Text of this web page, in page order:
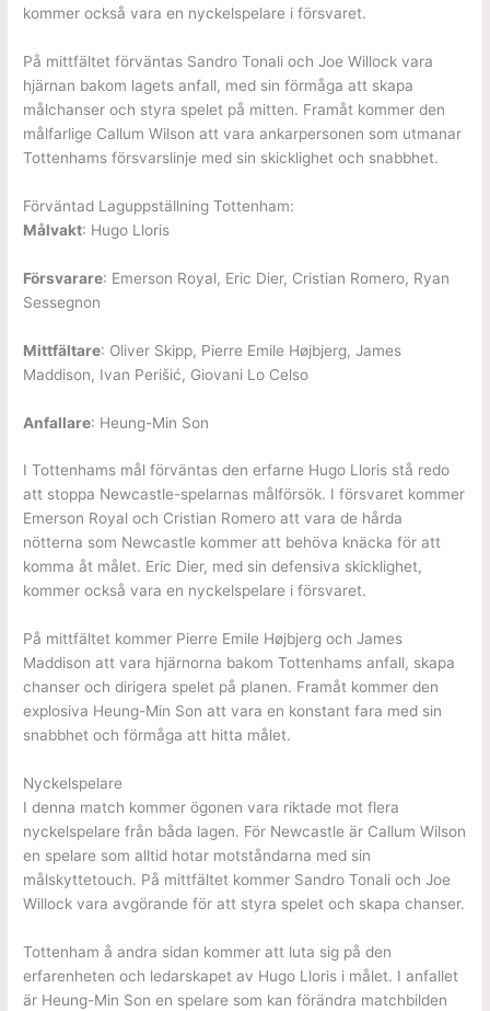
kommer också vara en nyckelspelare i försvaret.
På mittfältet förväntas Sandro Tonali och Joe Willock vara
hjärnan bakom lagets anfall, med sin förmåga att skapa
målchanser och styra spelet på mitten. Framåt kommer den
målfarlige Callum Wilson att vara ankarpersonen som utmanar
Tottenhams försvarslinje med sin skicklighet och snabbhet.
Förväntad Laguppställning Tottenham:
Målvakt: Hugo Lloris
Försvarare: Emerson Royal, Eric Dier, Cristian Romero, Ryan
Sessegnon
Mittfältare: Oliver Skipp, Pierre Emile Højbjerg, James
Maddison, Ivan Perišić, Giovani Lo Celso
Anfallare: Heung-Min Son
I Tottenhams mål förväntas den erfarne Hugo Lloris stå redo
att stoppa Newcastle-spelarnas målförsök. I försvaret kommer
Emerson Royal och Cristian Romero att vara de hårda
nötterna som Newcastle kommer att behöva knäcka för att
komma åt målet. Eric Dier, med sin defensiva skicklighet,
kommer också vara en nyckelspelare i försvaret.
På mittfältet kommer Pierre Emile Højbjerg och James
Maddison att vara hjärnorna bakom Tottenhams anfall, skapa
chanser och dirigera spelet på planen. Framåt kommer den
explosiva Heung-Min Son att vara en konstant fara med sin
snabbhet och förmåga att hitta målet.
Nyckelspelare
I denna match kommer ögonen vara riktade mot flera
nyckelspelare från båda lagen. För Newcastle är Callum Wilson
en spelare som alltid hotar motståndarna med sin
målskyttetouch. På mittfältet kommer Sandro Tonali och Joe
Willock vara avgörande för att styra spelet och skapa chanser.
Tottenham å andra sidan kommer att luta sig på den
erfarenheten och ledarskapet av Hugo Lloris i målet. I anfallet
är Heung-Min Son en spelare som kan förändra matchbilden